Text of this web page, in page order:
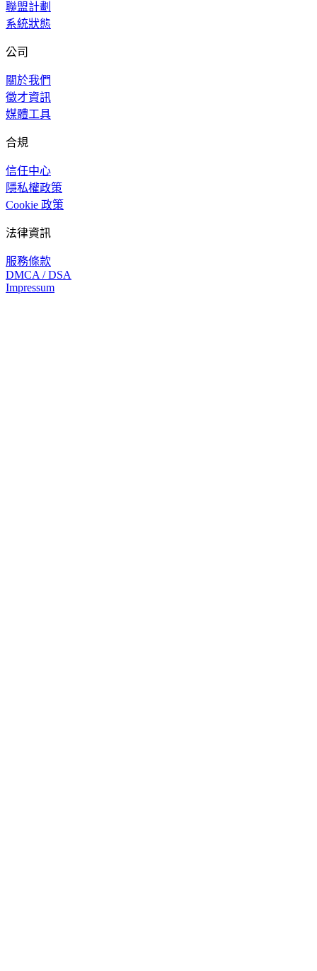
聯盟計劃
系統狀態
公司
關於我們
徵才資訊
媒體工具
合規
信任中心
隱私權政策
Cookie 政策
法律資訊
服務條款
DMCA / DSA
Impressum